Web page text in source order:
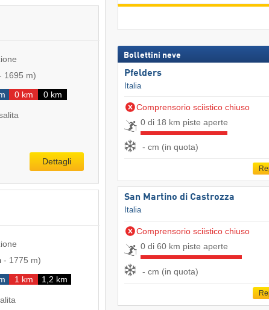
1695 m)
0 km 0 km
Dettagli
- 1775 m)
1 km 1,2 km
Bollettini neve
Pfelders
Italia
Comprensorio sciistico chiuso
0 di 18 km piste aperte
- cm (in quota)
San Martino di Castrozza
Italia
Comprensorio sciistico chiuso
0 di 60 km piste aperte
- cm (in quota)